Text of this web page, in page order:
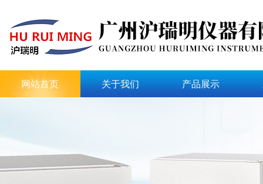
网站首页 关于我们 产品展示